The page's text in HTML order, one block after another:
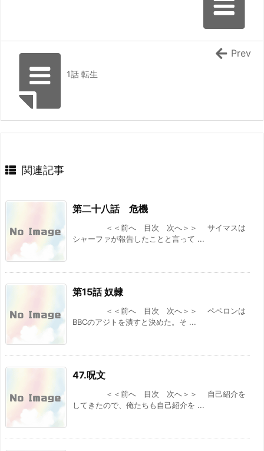
HJ文庫：『【やり直し】最強ダンジョン配信者!
突然10年前の世界に戻ったので全てをやり直す!
2』 などの表紙
ハーメルン：『最強以外ありえない』 HJノベル
の俺は最強になる ~魔力を失って落ちこぼれた
お嬢様を救ったらキスをせがまれています~』
などの表紙
[スコ速＠ネット小説まとめ] 2026/08/06 18:00
カクヨム：『終末世界の帰還錬金術師 ～日本
して適当に生きたいと思います～』 書籍化決
ブドウ畑から始まる異世界スローライフ ～社畜
SQEXノベル：『天才魔法オタクが追放されて
辺境領主になったら、こうなりました! 1』 など
の表紙
[スコ速＠ネット小説まとめ] 2026/08/05 18:00
完結済みのおすすめ作品 その１２
[スコ速＠ネット小説まとめ] 2026/08/05 12:35
ギャルルルル！ギャルが戦車に乗ってやってく
る！ 【ポスト・アポカリプス/完結済み（4.6
DREノベルス：『魔法の瓶詰職人システィナは
くじけない ~追放された呪われ王女は隠れた才
[スコ速＠ネット小説まとめ] 2026/08/04 18:00
『異世界★魔法少女― 転生初日に聖女扱いされ
ましたが、変身が罰ゲームすぎます！ ―』 『臆
病魔術師、カレンの激情 ～ダンジョンという
1話 転生
Prev
関連記事
第二十八話 危機
＜＜前へ 目次 次へ＞＞ サイマスは
シャーファが報告したことと言って ...
第15話 奴隷
＜＜前へ 目次 次へ＞＞ ペペロンは
BBCのアジトを潰すと決めた。そ ...
47.呪文
＜＜前へ 目次 次へ＞＞ 自己紹介を
してきたので、俺たちも自己紹介を ...